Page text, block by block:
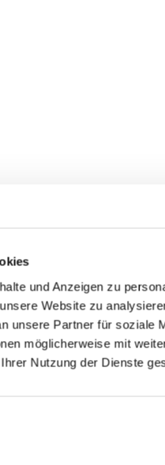
und Anzeigen zu
Website zu
unsere Partner für soziale
möglicherweise mit
Nutzung der Dienste
Feed